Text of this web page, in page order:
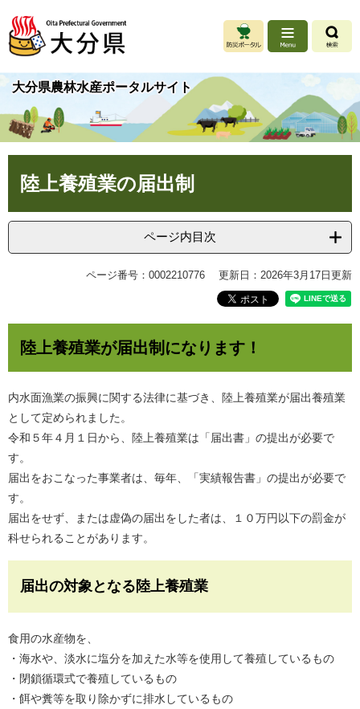
ジ
先
す
。
ュ
を
し
て
大分県農林水産ポータルサイト
陸上養殖業の届出制
ページ内目次
ページ番号：0002210776 更新日：2026年3月17日更新
陸上養殖業が届出制になります！
内水面漁業の振興に関する法律に基づき、陸上養殖業が届出養殖業
として定められました。
令和５年４月１日から、陸上養殖業は「届出書」の提出が必要で
す。
届出をおこなった事業者は、毎年、「実績報告書」の提出が必要で
す。
届出をせず、または虚偽の届出をした者は、１０万円以下の罰金が
科せられることがあります。
届出の対象となる陸上養殖業
食用の水産物を、
・海水や、淡水に塩分を加えた水等を使用して養殖しているもの
・閉鎖循環式で養殖しているもの
・餌や糞等を取り除かずに排水しているもの